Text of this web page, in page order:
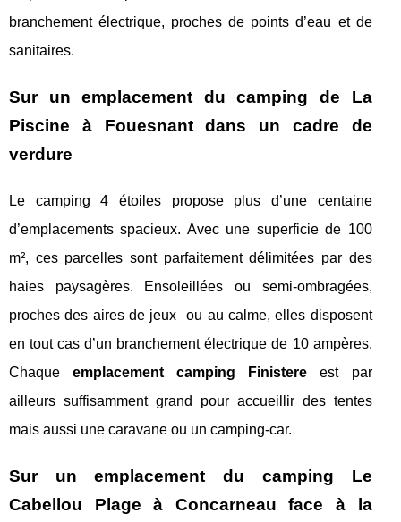
branchement électrique, proches de points d’eau et de
sanitaires.
Sur un emplacement du camping de La
Piscine à Fouesnant dans un cadre de
verdure
Le camping 4 étoiles propose plus d’une centaine
d’emplacements spacieux. Avec une superficie de 100
m², ces parcelles sont parfaitement délimitées par des
haies paysagères. Ensoleillées ou semi-ombragées,
proches des aires de jeux ou au calme, elles disposent
en tout cas d’un branchement électrique de 10 ampères.
Chaqueemplacement camping Finistere est par
ailleurs suffisamment grand pour accueillir des tentes
mais aussi une caravane ou un camping-car.
Sur un emplacement du camping Le
Cabellou Plage à Concarneau face à la